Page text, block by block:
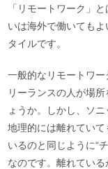
「リモートワーク」
いは海外で働いても
タイルです。
一般的なリモートワ
リーランスの人が場
ょうか。しかし、ソ
地理的には離れてい
いるのと同じように“
なのです。離れてい